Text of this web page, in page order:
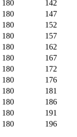
180
142
180
147
180
152
180
157
180
162
180
167
180
172
180
176
180
181
180
186
180
191
180
196